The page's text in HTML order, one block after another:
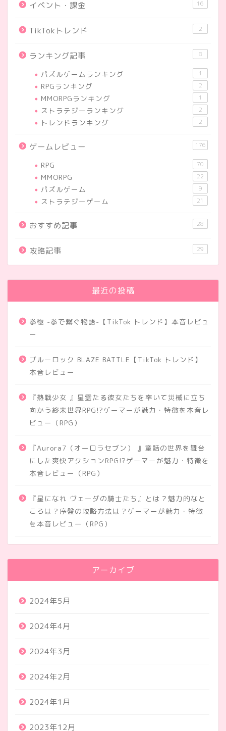
イベント・課金 16
TikTokトレンド 2
ランキング記事 8
パズルゲームランキング 1
RPGランキング 2
MMORPGランキング 1
ストラテジーランキング 2
トレンドランキング 2
ゲームレビュー 176
RPG 70
MMORPG 22
パズルゲーム 9
ストラテジーゲーム 21
おすすめ記事 28
攻略記事 29
最近の投稿
拳極 -拳で繋ぐ物語-【TikTok トレンド】本音レビュ
ー
ブルーロック BLAZE BATTLE【TikTok トレンド】
本音レビュー
『熱戦少女 』星霊たる彼女たちを率いて災械に立ち
向かう終末世界RPG!?ゲーマーが魅力・特徴を本音レ
ビュー（RPG）
『Aurora7（オーロラセブン） 』童話の世界を舞台
にした爽快アクションRPG!?ゲーマーが魅力・特徴を
本音レビュー（RPG）
『星になれ ヴェーダの騎士たち』とは？魅力的なと
ころは？序盤の攻略方法は？ゲーマーが魅力・特徴
を本音レビュー（RPG）
アーカイブ
2024年5月
2024年4月
2024年3月
2024年2月
2024年1月
2023年12月